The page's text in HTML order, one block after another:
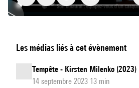
catastrophes
Les médias liés à cet évènement
Tempête - Kirsten Milenko (2023)
14 septembre 2023 13 min